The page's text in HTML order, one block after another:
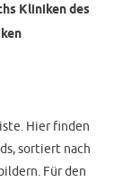
Kliniken des
Hier finden
sortiert nach
Für den